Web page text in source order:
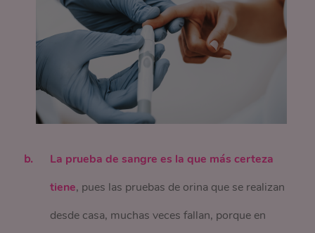
La prueba de sangre es la que más certeza
tiene, pues las pruebas de orina que se realizan
desde casa, muchas veces fallan, porque en